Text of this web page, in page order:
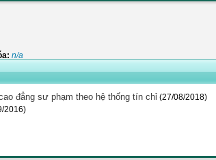
n/a
đẳng sư phạm theo hệ thống tín chỉ (27/08/2018)
2016)